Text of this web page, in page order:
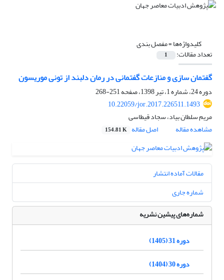
کلیدواژه‌ها =مفصل بندی
تعداد مقالات: 1
گفتمان سازی و منازعات گفتمانی در رمان دلبند از تونی موریسون
دوره 24، شماره 1، تیر 1398، صفحه
251-268
10.22059/jor.2017.226511.1493
مریم سلطان بیاد، سجاد قیطاسی
مشاهده مقاله
اصل مقاله 154.81 K
مقالات آماده انتشار
شماره جاری
شماره‌های پیشین نشریه
دوره 31 (1405)
دوره 30 (1404)